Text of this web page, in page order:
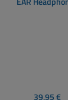
Regulärer
39,95 €